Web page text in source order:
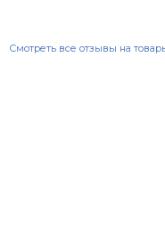
Смотреть все отзывы на